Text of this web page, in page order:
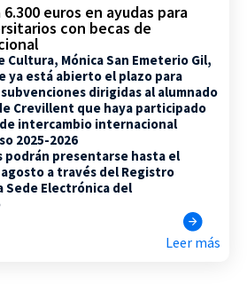
euros en ayudas para
con becas de
Cultura, Mónica San Emeterio Gil,
ya está abierto el plazo para
dirigidas al alumnado
Crevillent que haya participado
intercambio internacional
2025-2026
podrán presentarse hasta el
a través del Registro
Sede Electrónica del
Leer más